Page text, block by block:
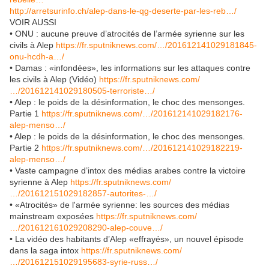
http://arretsurinfo.ch/alep-dans-le-qg-deserte-par-les-reb…/
VOIR AUSSI
• ONU : aucune preuve d’atrocités de l’armée syrienne sur les
civils à Alep https://fr.sputniknews.com/…/201612141029181845-
onu-hcdh-a…/
• Damas : «infondées», les informations sur les attaques contre
les civils à Alep (Vidéo) https://fr.sputniknews.com/
…/201612141029180505-terroriste…/
• Alep : le poids de la désinformation, le choc des mensonges.
Partie 1 https://fr.sputniknews.com/…/201612141029182176-
alep-menso…/
• Alep : le poids de la désinformation, le choc des mensonges.
Partie 2 https://fr.sputniknews.com/…/201612141029182219-
alep-menso…/
• Vaste campagne d’intox des médias arabes contre la victoire
syrienne à Alep https://fr.sputniknews.com/
…/201612151029182857-autorites-…/
• «Atrocités» de l'armée syrienne: les sources des médias
mainstream exposées https://fr.sputniknews.com/
…/201612161029208290-alep-couve…/
• La vidéo des habitants d’Alep «effrayés», un nouvel épisode
dans la saga intox https://fr.sputniknews.com/
…/201612151029195683-syrie-russ…/